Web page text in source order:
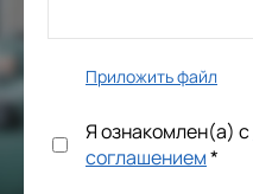
Приложить файл
Я ознакомлен(а) с
соглашением*